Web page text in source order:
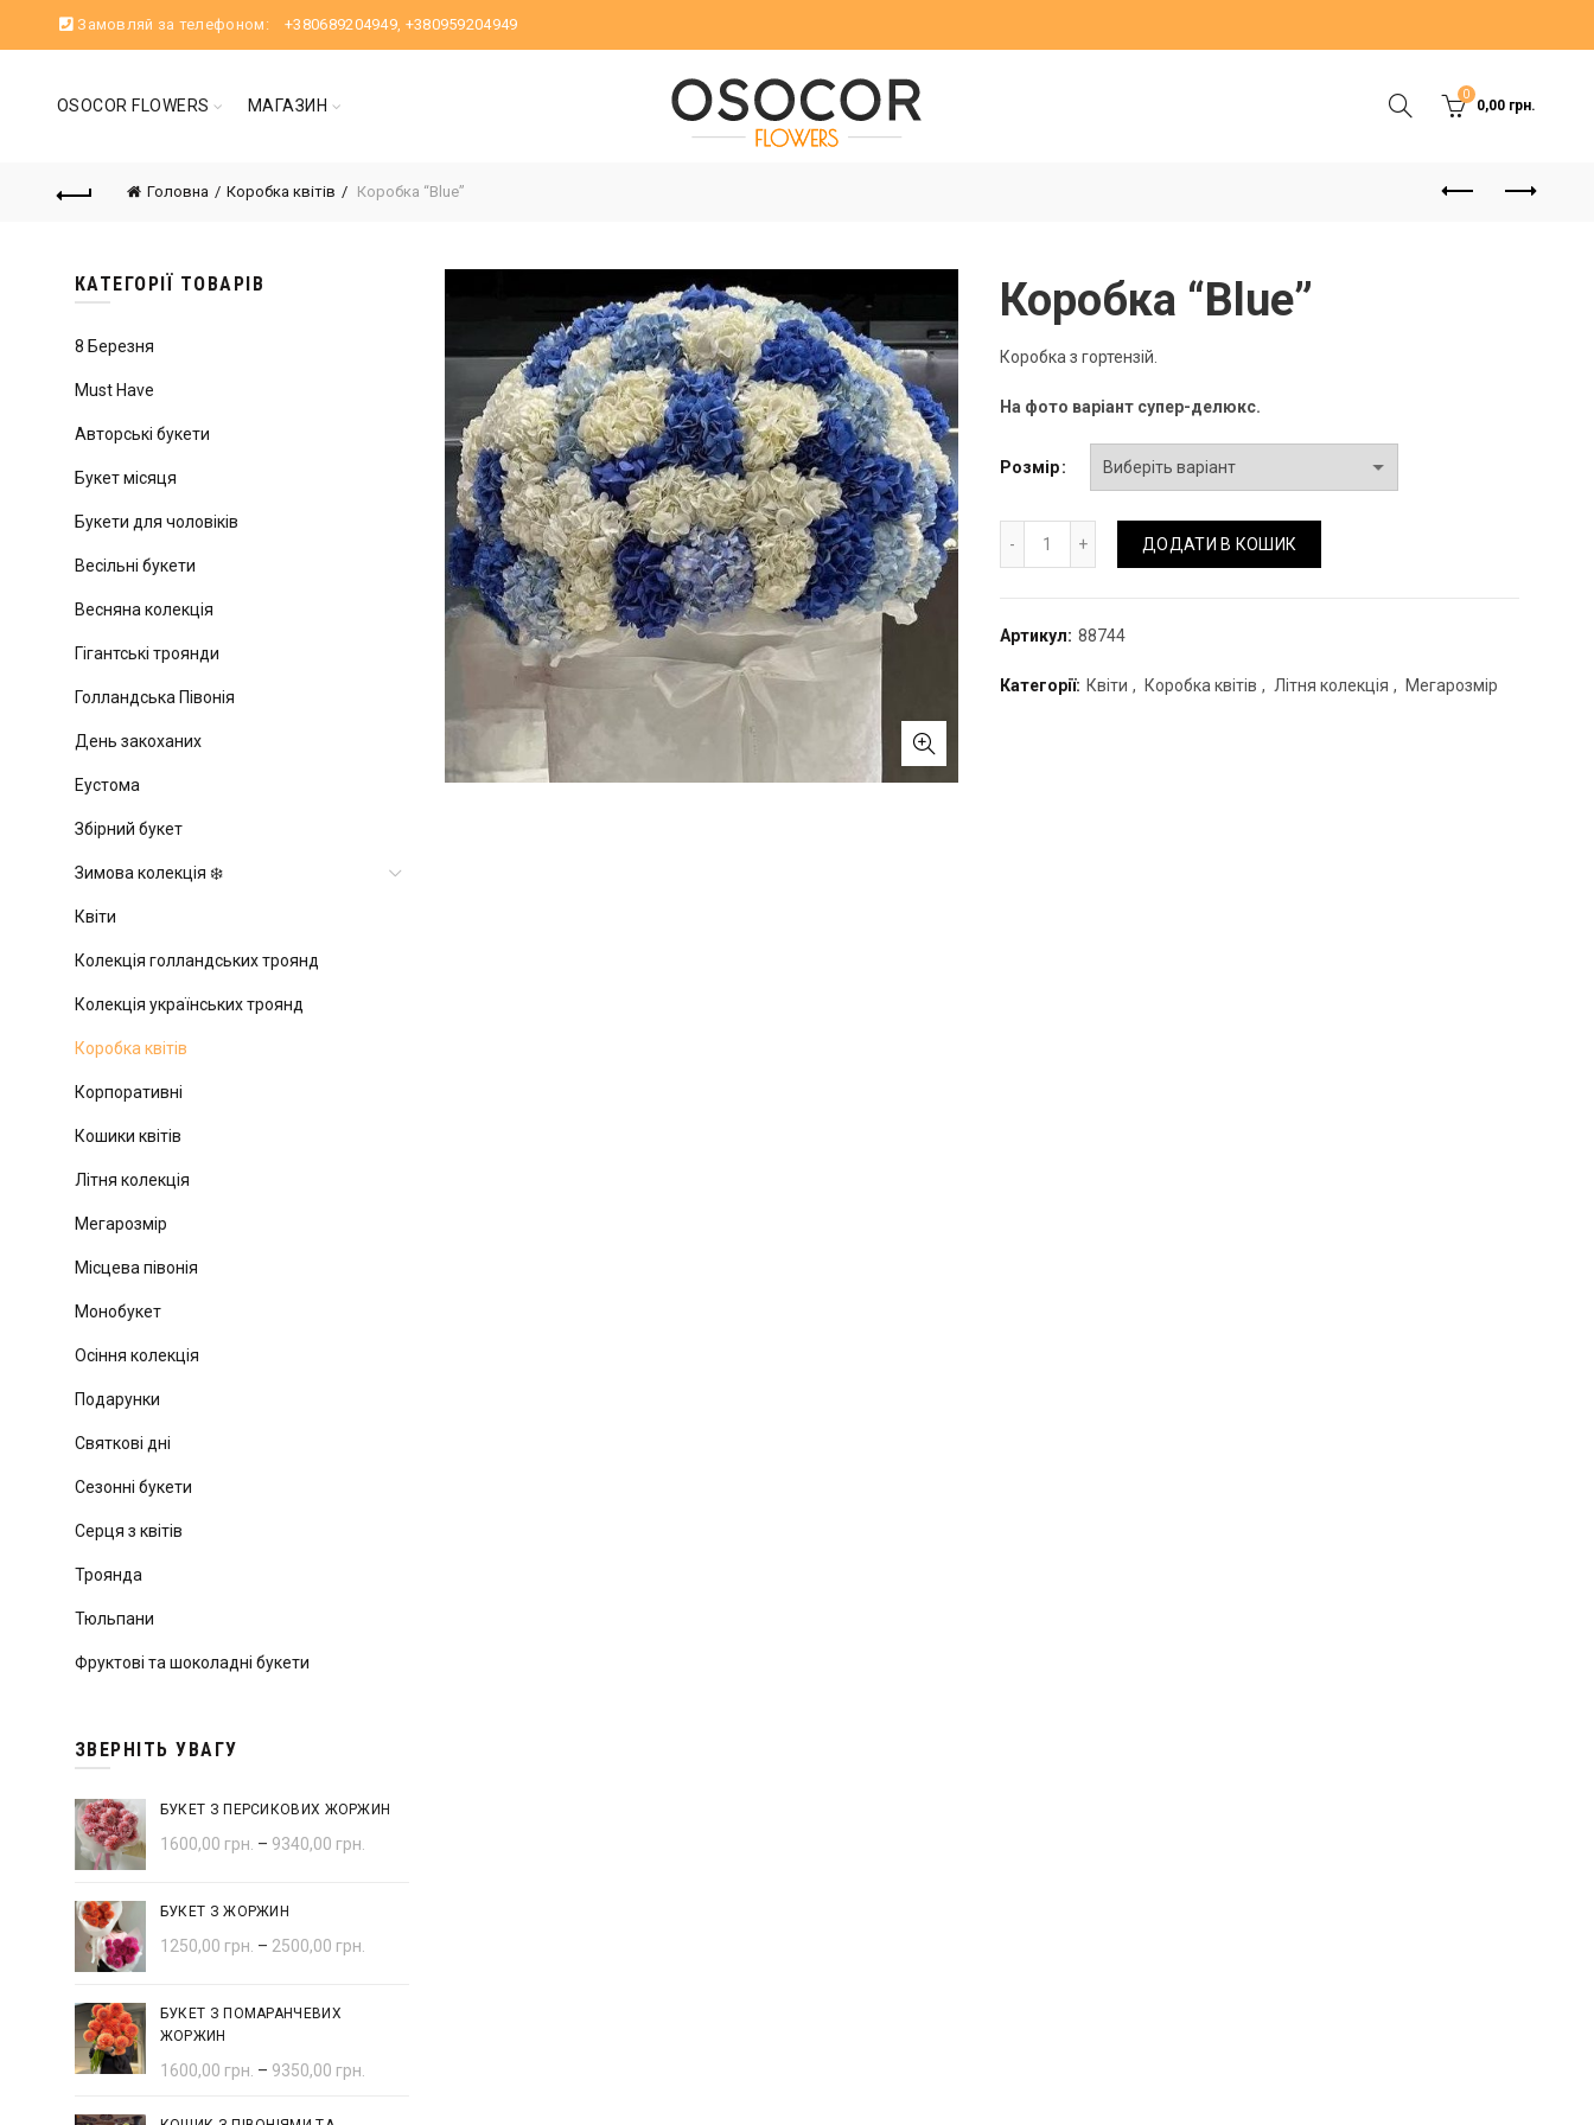
Замовляй за телефоном: +380689204949, +380959204949
OSOCOR FLOWERS МАГАЗИН
0
0,00грн.
Головна Коробка квітів Коробка “Blue”
Коробка “Blue”
Коробка з гортензій.
На фото варіант супер-делюкс.
Розмір
ДОДАТИ В КОШИК
Артикул: 88744
Категорії: Квіти , Коробка квітів , Літня колекція , Мегарозмір
КАТЕГОРІЇ ТОВАРІВ
8 Березня
Must Have
Авторські букети
Букет місяця
Букети для чоловіків
Весільні букети
Весняна колекція
Гігантські троянди
Голландська Півонія
День закоханих
Еустома
Збірний букет
Зимова колекція ❄️
Квіти
Колекція голландських троянд
Колекція українських троянд
Коробка квітів
Корпоративні
Кошики квітів
Літня колекція
Мегарозмір
Місцева півонія
Монобукет
Осіння колекція
Подарунки
Святкові дні
Сезонні букети
Серця з квітів
Троянда
Тюльпани
Фруктові та шоколадні букети
ЗВЕРНІТЬ УВАГУ
БУКЕТ З ПЕРСИКОВИХ ЖОРЖИН
1600,00 грн. – 9340,00 грн.
БУКЕТ З ЖОРЖИН
1250,00 грн. – 2500,00 грн.
БУКЕТ З ПОМАРАНЧЕВИХ
ЖОРЖИН
1600,00 грн. – 9350,00 грн.